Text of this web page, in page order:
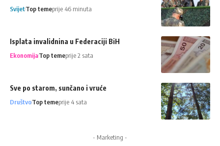
SvijetTop temeprije 46 minuta
Isplata invalidnina u Federaciji BiH
EkonomijaTop temeprije 2 sata
Sve po starom, sunčano i vruće
DruštvoTop temeprije 4 sata
- Marketing -